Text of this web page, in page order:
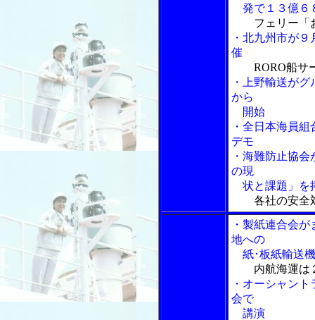
発で１３億６
フェリー「
・北九州市が
催
RORO船サ
・上野輸送が
から
開始
・全日本海員
デモ
・海難防止協
の現
状と課題」を
各社の安全
・製紙連合会
地への
紙･板紙輸送
内航海運は
・オーシャン
会で
講演